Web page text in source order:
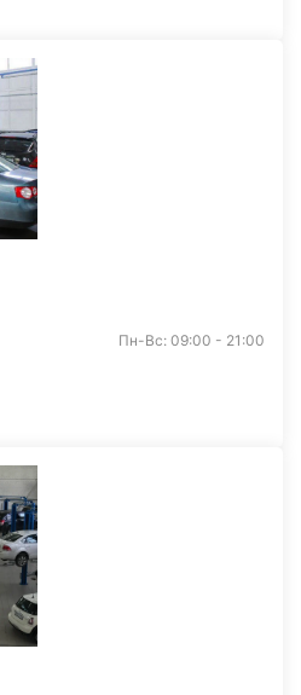
Пн-Вс: 09:00 - 21:00